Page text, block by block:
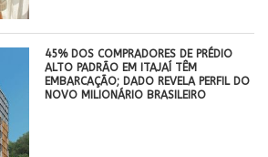
45% DOS COMPRADORES DE PRÉDIO
ALTO PADRÃO EM ITAJAÍ TÊM
EMBARCAÇÃO; DADO REVELA PERFIL DO
NOVO MILIONÁRIO BRASILEIRO